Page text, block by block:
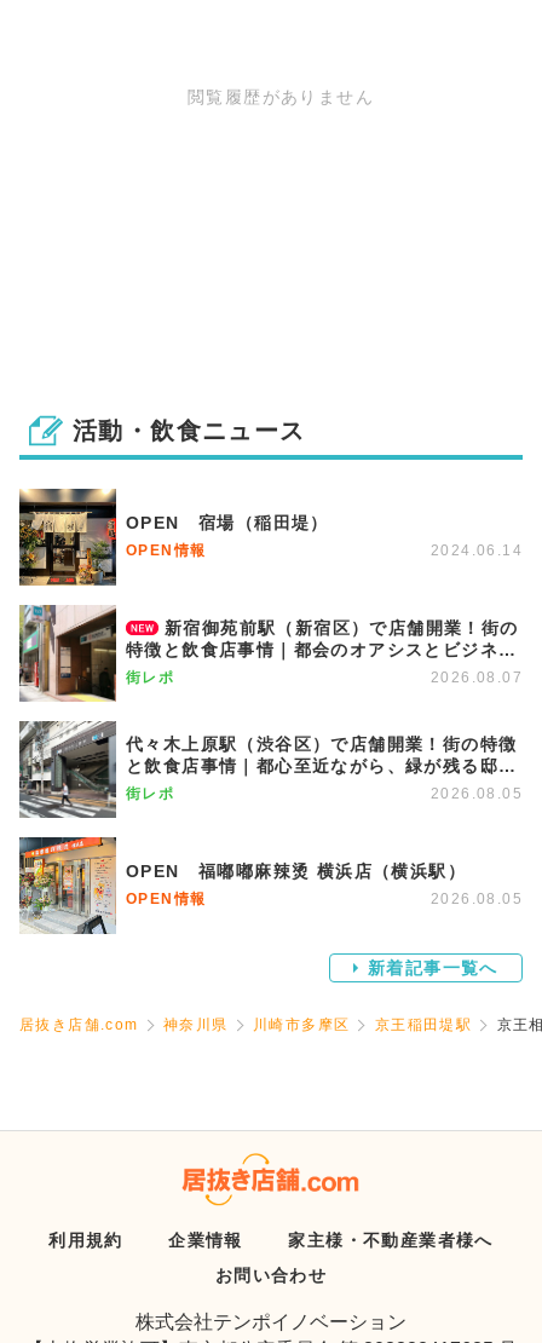
閲覧履歴がありません
活動・飲食ニュース
OPEN 宿場（稲田堤）
OPEN情報 2024.06.14
新宿御苑前駅（新宿区）で店舗開業！街の
特徴と飲食店事情｜都会のオアシスとビジネス
街が調和する優雅な街
街レポ 2026.08.07
代々木上原駅（渋谷区）で店舗開業！街の特徴
と飲食店事情｜都心至近ながら、緑が残る邸宅
エリア
街レポ 2026.08.05
OPEN 福嘟嘟麻辣烫 横浜店（横浜駅）
OPEN情報 2026.08.05
新着記事一覧へ
居抜き店舗.com 神奈川県 川崎市多摩区 京王稲田堤駅 京王
利用規約 企業情報
家主様・不動産業者様へ
お問い合わせ
株式会社テンポイノベーション